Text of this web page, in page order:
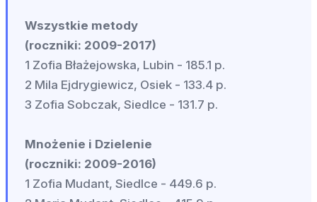
Wszystkie metody
(roczniki: 2009-2017)
1 Zofia Błażejowska, Lubin - 185.1 p.
2 Mila Ejdrygiewicz, Osiek - 133.4 p.
3 Zofia Sobczak, Siedlce - 131.7 p.
Mnożenie i Dzielenie
(roczniki: 2009-2016)
1 Zofia Mudant, Siedlce - 449.6 p.